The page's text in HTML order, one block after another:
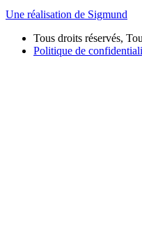
Une réalisation de Sigmund
Tous droits réservés,
Politique de